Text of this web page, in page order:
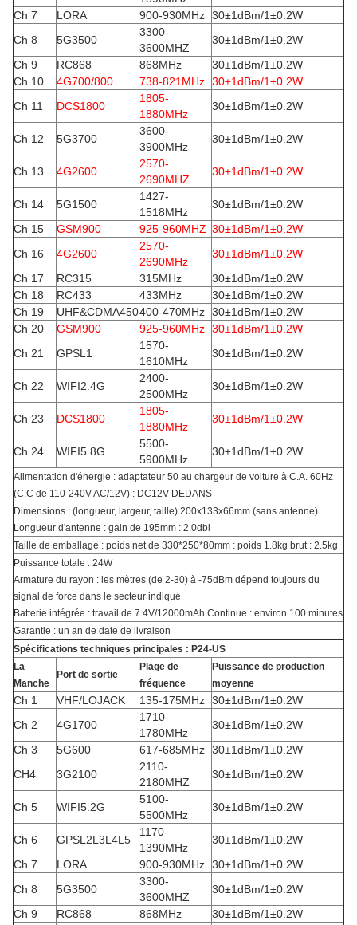
Ch 7
LORA 900-930MHz 30±1dBm/1±0.2W
Ch 8
5G3500
3300-
3600MHZ
30±1dBm/1±0.2W
Ch 9
RC868 868MHz
30±1dBm/1±0.2W
Ch 10
4G700/800 738-821MHz 30±1dBm/1±0.2W
Ch 11
DCS1800
1805-
1880MHz
30±1dBm/1±0.2W
Ch 12 5G3700
3600-
3900MHz
30±1dBm/1±0.2W
Ch 13 4G2600
2570-
2690MHZ
30±1dBm/1±0.2W
Ch 14 5G1500
1427-
1518MHz
30±1dBm/1±0.2W
Ch 15
GSM900 925-960MHZ 30±1dBm/1±0.2W
Ch 16
4G2600
2570-
2690MHz
30±1dBm/1±0.2W
Ch 17
RC315 315MHz
30±1dBm/1±0.2W
Ch 18
RC433 433MHz
30±1dBm/1±0.2W
Ch 19
UHF&CDMA450400-470MHz 30±1dBm/1±0.2W
Ch 20
GSM900 925-960MHz 30±1dBm/1±0.2W
Ch 21
GPSL1
1570-
1610MHz
30±1dBm/1±0.2W
Ch 22 WIFI2.4G
2400-
2500MHz
30±1dBm/1±0.2W
Ch 23 DCS1800
1805-
1880MHz
30±1dBm/1±0.2W
Ch 24 WIFI5.8G
5500-
5900MHz
30±1dBm/1±0.2W
Alimentation d'énergie : adaptateur 50 au chargeur de voiture à C.A. 60Hz
(C.C de 110-240V AC/12V) : DC12V DEDANS
Dimensions : (longueur, largeur, taille) 200x133x66mm (sans antenne)
Longueur d'antenne : gain de 195mm : 2.0dbi
Taille de emballage : poids net de 330*250*80mm : poids 1.8kg brut : 2.5kg
Puissance totale : 24W
Armature du rayon : les mètres (de 2-30) à -75dBm dépend toujours du
signal de force dans le secteur indiqué
Batterie intégrée : travail de 7.4V/12000mAh Continue : environ 100 minutes
Garantie : un an de date de livraison
Spécifications techniques principales : P24-US
La
Manche
Port de sortie
Plage de
fréquence
Puissance de production
moyenne
Ch 1 VHF/LOJACK 135-175MHz 30±1dBm/1±0.2W
Ch 2
4G1700
1710-
1780MHz
30±1dBm/1±0.2W
Ch 3
5G600 617-685MHz 30±1dBm/1±0.2W
CH4
3G2100
2110-
2180MHZ
30±1dBm/1±0.2W
Ch 5 WIFI5.2G
5100-
5500MHz
30±1dBm/1±0.2W
Ch 6 GPSL2L3L4L5
1170-
1390MHz
30±1dBm/1±0.2W
Ch 7
LORA 900-930MHz 30±1dBm/1±0.2W
Ch 8
5G3500
3300-
3600MHZ
30±1dBm/1±0.2W
Ch 9
RC868 868MHz
30±1dBm/1±0.2W